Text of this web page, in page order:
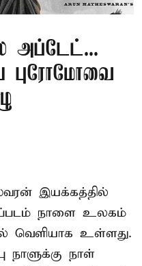
அப்டேட்...
புரோமோவை
இயக்கத்தில்
நாளை உலகம்
வெளியாக உள்ளது.
நாளுக்கு நாள்